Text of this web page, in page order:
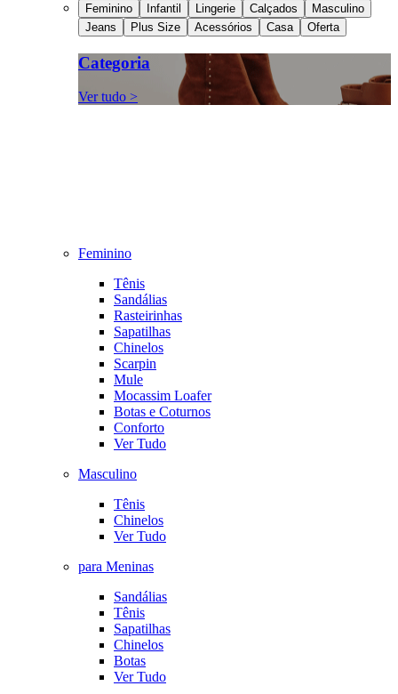
Feminino Infantil Lingerie Calçados
Masculino
Jeans
Plus Size Acessórios Casa Oferta
Categoria
Ver tudo >
Feminino
Tênis
Sandálias
Rasteirinhas
Sapatilhas
Chinelos
Scarpin
Mule
Mocassim Loafer
Botas e Coturnos
Conforto
Ver Tudo
Masculino
Tênis
Chinelos
Ver Tudo
para Meninas
Sandálias
Tênis
Sapatilhas
Chinelos
Botas
Ver Tudo